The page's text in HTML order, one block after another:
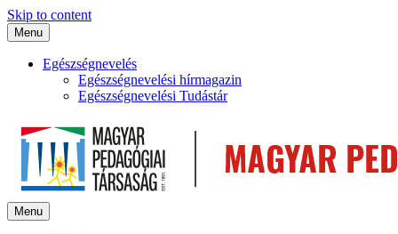
Skip to content
Menu
Egészségnevelés
Egészségnevelési hírmagazin
Egészségnevelési Tudástár
Menu